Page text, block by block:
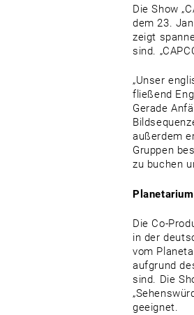
Die Show
dem 23.
zeigt
sind.
„Unser
fließend
Gerade
außerdem
Gruppen
zu buchen
Die Co-
in der
vom
aufgrund
sind. Die
geeignet.